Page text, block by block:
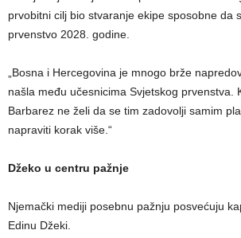
prvobitni cilj bio stvaranje ekipe sposobne da
prvenstvo 2028. godine.
„Bosna i Hercegovina je mnogo brže
našla među učesnicima Svjetskog prvenstva.
Barbarez ne želi da se tim zadovolji samim
napraviti korak više.“
Džeko u centru pažnje
Njemački mediji posebnu pažnju posvećuju
Edinu Džeki.